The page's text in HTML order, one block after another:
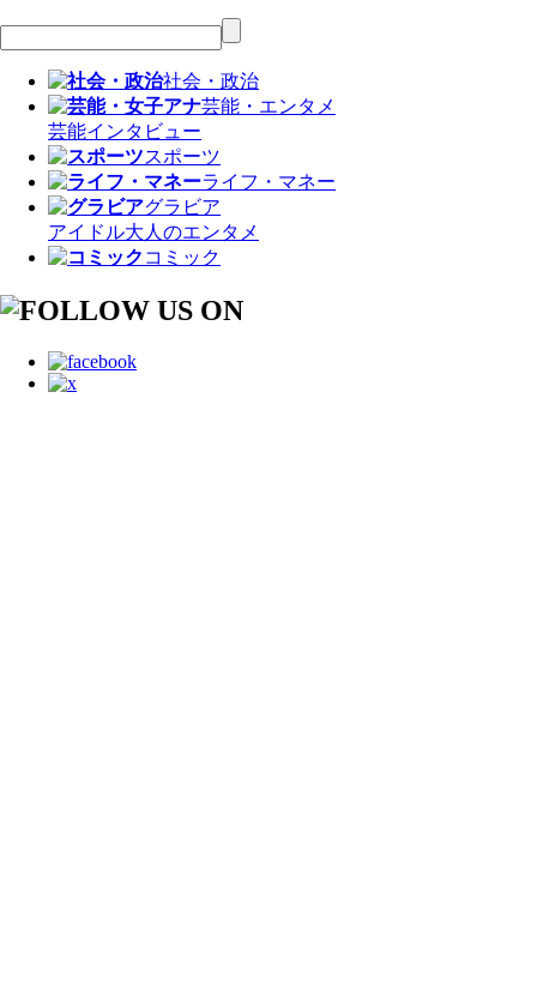
社会・政治
芸能・エンタメ
芸能インタビュー
スポーツ
ライフ・マネー
グラビア
アイドル大人のエンタメ
コミック